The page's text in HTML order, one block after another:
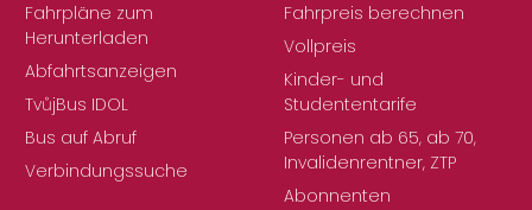
Fahrpläne zum
Herunterladen
Abfahrtsanzeigen
TvůjBus IDOL
Bus auf Abruf
Verbindungssuche
Fahrpreis berechnen
Vollpreis
Kinder- und
Studententarife
Personen ab 65, ab 70,
Invalidenrentner, ZTP
Abonnenten